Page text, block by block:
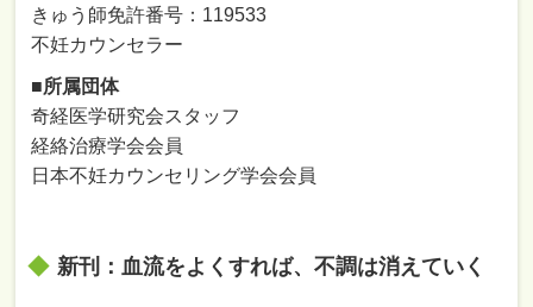
きゅう師免許番号：119533
不妊カウンセラー
■所属団体
奇経医学研究会スタッフ
経絡治療学会会員
日本不妊カウンセリング学会会員
新刊：血流をよくすれば、不調は消えていく